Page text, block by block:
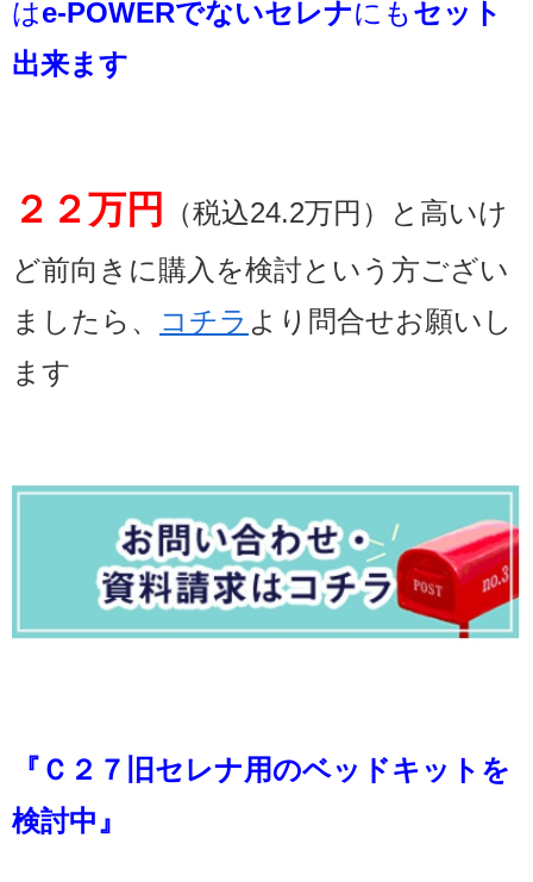
はe-POWERでないセレナにもセット
出来ます
２２万円
（税込24.2万円）と高いけ
ど前向きに購入を検討という 方ござい
ましたら、
コチラ より問合せお願いし
ます
『Ｃ２７旧セレナ用のベッドキットを
検討中』